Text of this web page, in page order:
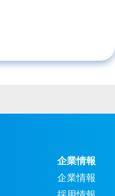
企業情報
企業情報